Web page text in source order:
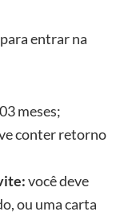
entrar na
meses;
conter retorno
você deve
ou uma carta